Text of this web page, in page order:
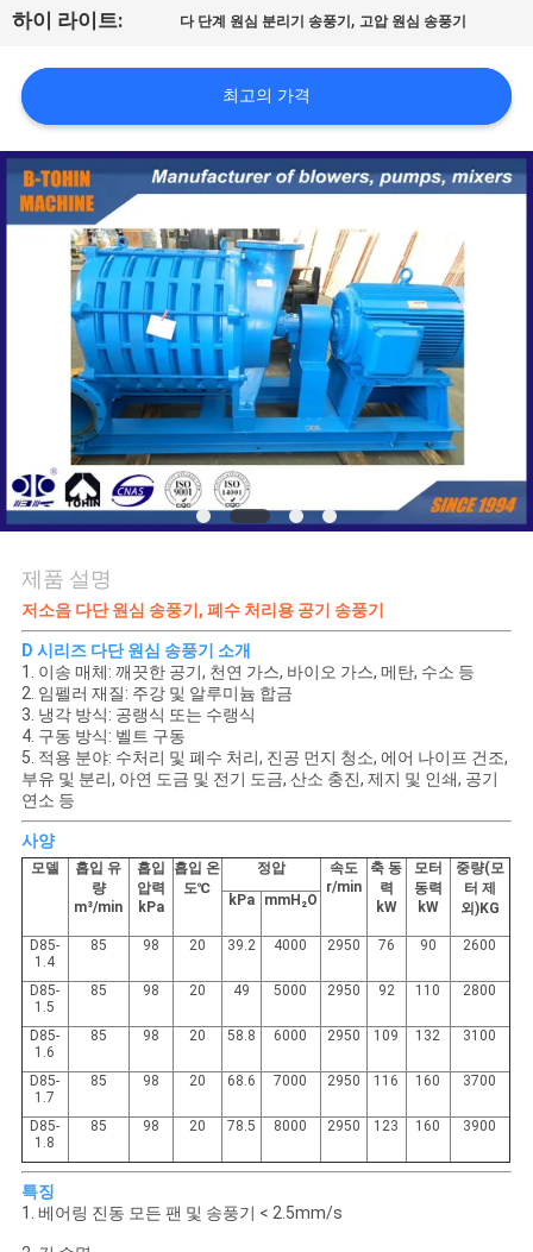
공
장
여
행
연
락
주
세
요
인
용
문
을
요
구
하
세
요
COMPANY
하이 라이트: 다 단계 원심 분리기 송풍기 , 고압 원심 송풍기
최고의 가격
제품 설명
저소음 다단 원심 송풍기, 폐수 처리용 공기 송풍기
D 시리즈 다단 원심 송풍기 소개
1. 이송 매체: 깨끗한 공기, 천연 가스, 바이오 가스, 메탄, 수소 등
2. 임펠러 재질: 주강 및 알루미늄 합금
3. 냉각 방식: 공랭식 또는 수랭식
4. 구동 방식: 벨트 구동
5. 적용 분야: 수처리 및 폐수 처리, 진공 먼지 청소, 에어 나이프 건조,
부유 및 분리, 아연 도금 및 전기 도금, 산소 충진, 제지 및 인쇄, 공기
연소 등
사양
모델
흡입 유
량
m³/min
흡입
압력
kPa
흡입 온
도℃
정압
속도
r/min
축 동
력
kW
모터
동력
kW
중량(모
터 제
외)KG
kPa mmH₂O
D85-
1.4
85 98 20 39.2 4000 2950 76 90 2600
D85-
1.5
85 98 20 49 5000 2950 92 110 2800
D85-
1.6
85 98 20 58.8 6000 2950 109 132 3100
D85-
1.7
85 98 20 68.6 7000 2950 116 160 3700
D85-
1.8
85 98 20 78.5 8000 2950 123 160 3900
특징
1. 베어링 진동 모든 팬 및 송풍기 < 2.5mm/s